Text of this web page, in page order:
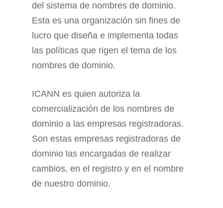
del sistema de nombres de dominio.
Esta es una organización sin fines de
lucro que diseña e implementa todas
las políticas que rigen el tema de los
nombres de dominio.
ICANN es quien autoriza la
comercialización de los nombres de
dominio a las empresas registradoras.
Son estas empresas registradoras de
dominio las encargadas de realizar
cambios, en el registro y en el nombre
de nuestro dominio.